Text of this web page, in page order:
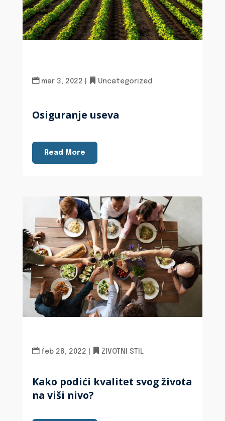
Osiguranje useva
mar 3, 2022 Uncategorized
Read More
Kako podići kvalitet svog života
na viši nivo?
feb 28, 2022 ŽIVOTNI STIL